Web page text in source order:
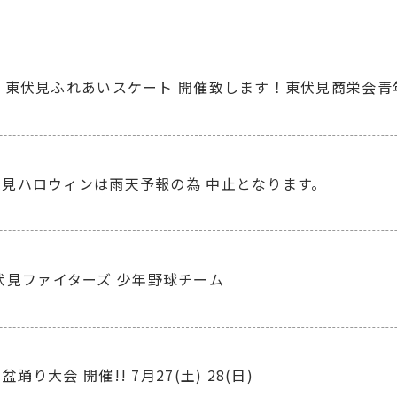
伏見ふれあいスケート 開催致します！東伏見商栄会青
ハロウィンは雨天予報の為 中止となります。
ファイターズ 少年野球チーム
踊り大会 開催!! 7月27(土) 28(日)